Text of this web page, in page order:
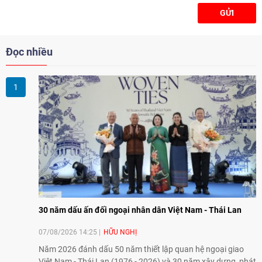
GỬI
Đọc nhiều
30 năm dấu ấn đối ngoại nhân dân Việt Nam - Thái Lan
07/08/2026 14:25 HỮU NGHỊ
Năm 2026 đánh dấu 50 năm thiết lập quan hệ ngoại giao